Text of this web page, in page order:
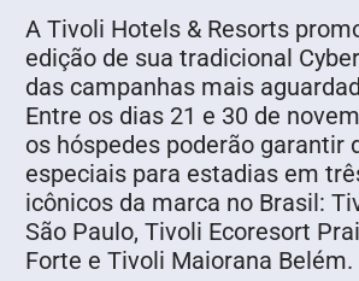
A Tivoli Hotels & Resorts
edição de sua tradicional
das campanhas mais
Entre os dias 21 e 30 de
os hóspedes poderão garantir
especiais para estadias em
icônicos da marca no Brasil:
São Paulo, Tivoli Ecoresort
Forte e Tivoli Maiorana Belém.